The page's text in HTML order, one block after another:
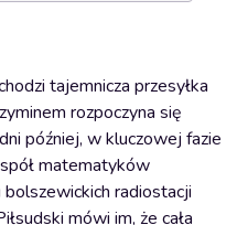
tajemnicza przesyłka
rozpoczyna się
później, w kluczowej fazie
matematyków
radiostacji
mówi im, że cała